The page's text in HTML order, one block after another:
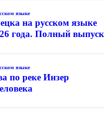
языке
на русском языке
года. Полный выпуск
языке
по реке Инзер